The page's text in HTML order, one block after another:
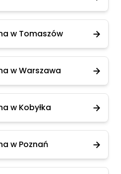
w Tomaszów
w Warszawa
w Kobyłka
w Poznań